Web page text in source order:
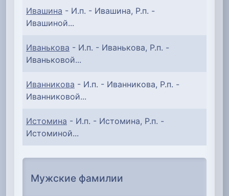
Ивашина - И.п. - Ивашина, Р.п. -
Ивашиной...
Иванькова - И.п. - Иванькова, Р.п. -
Иваньковой...
Иванникова - И.п. - Иванникова, Р.п. -
Иванниковой...
Истомина - И.п. - Истомина, Р.п. -
Истоминой...
Мужские фамилии